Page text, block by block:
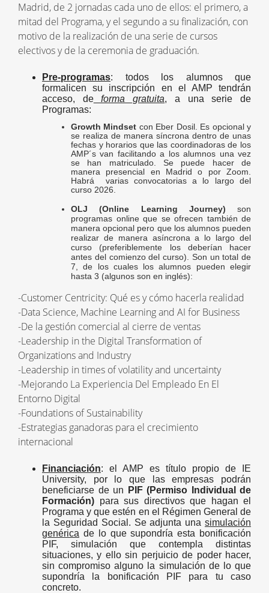
Madrid, de 2 jornadas cada uno de ellos: el primero, a
mitad del Programa, y el segundo a su finalización, con
motivo de la realización de una serie de cursos
electivos y de la ceremonia de graduación.
Pre-programas: todos los alumnos que
formalicen su inscripción en el AMP tendrán
acceso, deforma gratuita, a una serie de
Programas:
Growth Mindset con Eber Dosil. Es opcional y
se realiza de manera síncrona dentro de unas
fechas y horarios que las coordinadoras de los
AMP´s van facilitando a los alumnos una vez
se han matriculado. Se puede hacer de
manera presencial en Madrid o por Zoom.
Habrá varias convocatorias a lo largo del
curso 2026.
OLJ (Online Learning Journey) son
programas online que se ofrecen también de
manera opcional pero que los alumnos pueden
realizar de manera asíncrona a lo largo del
curso (preferiblemente los deberían hacer
antes del comienzo del curso). Son un total de
7, de los cuales los alumnos pueden elegir
hasta 3 (algunos son en inglés):
-Customer Centricity: Qué es y cómo hacerla realidad
-Data Science, Machine Learning and AI for Business
-De la gestión comercial al cierre de ventas
-Leadership in the Digital Transformation of
Organizations and Industry
-Leadership in times of volatility and uncertainty
-Mejorando La Experiencia Del Empleado En El
Entorno Digital
-Foundations of Sustainability
-Estrategias ganadoras para el crecimiento
internacional
Financiación: el AMP es título propio de IE
University, por lo que las empresas podrán
beneficiarse de un
PIF (Permiso Individual de
Formación) para sus directivos que hagan el
Programa y que estén en el Régimen General de
la Seguridad Social. Se adjunta una simulación
genérica de lo que supondría esta bonificación
PIF, simulación que contempla distintas
situaciones, y ello sin perjuicio de poder hacer,
sin compromiso alguno la simulación de lo que
supondría la bonificación PIF para tu caso
concreto.